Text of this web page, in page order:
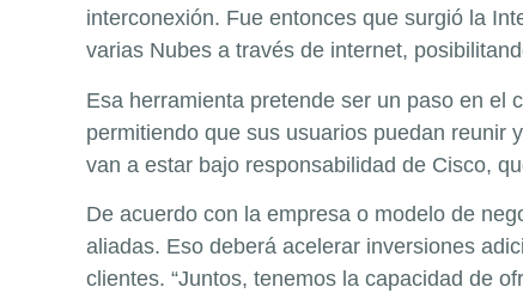
interconexión. Fue entonces que surgió la
varias Nubes a través de internet,
Esa herramienta pretende ser un paso en el
permitiendo que sus usuarios puedan reunir
van a estar bajo responsabilidad de Cisco,
De acuerdo con la empresa o modelo de
aliadas. Eso deberá acelerar inversiones
clientes. “Juntos, tenemos la capacidad de